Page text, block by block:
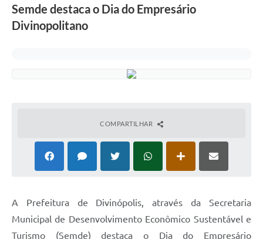
Semde destaca o Dia do Empresário
Divinopolitano
COMPARTILHAR
A Prefeitura de Divinópolis, através da Secretaria
Municipal de Desenvolvimento Econômico Sustentável e
Turismo (Semde) destaca o Dia do Empresário